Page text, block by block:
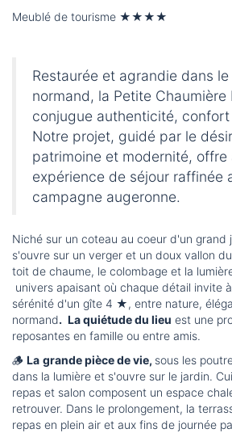
Meublé de tourisme ★★★★
Restaurée et agrandie dans
normand, la Petite Chaumière
conjugue authenticité,
Notre projet, guidé par le
patrimoine et modernité, offre
expérience de séjour raffinée
campagne augeronne.
Niché sur un coteau au coeur d'un grand
s'ouvre sur un verger et un doux vallon
toit de chaume, le colombage et la
univers apaisant où chaque détail invite
sérénité d'un gîte 4 ★, entre nature,
normand. La quiétude du lieu est une
reposantes en famille ou entre amis.
🪵 La grande pièce de vie, sous les
dans la lumière et s'ouvre sur le jardin.
repas et salon composent un espace
retrouver. Dans le prolongement, la
repas en plein air et aux fins de journée